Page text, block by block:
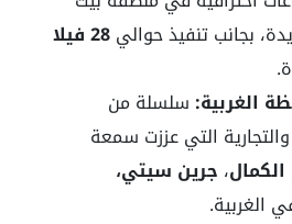
بجانب تنفيذ حوالي28فيلا
الغربية: سلسلة من
التي عززت سمعة
، جرين سيتي،
الغربية.